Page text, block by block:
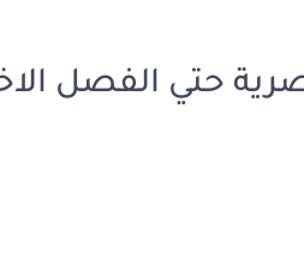
حتي الفصل